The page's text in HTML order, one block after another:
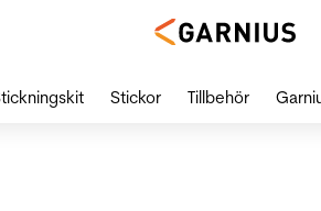
Stickor Tillbehör